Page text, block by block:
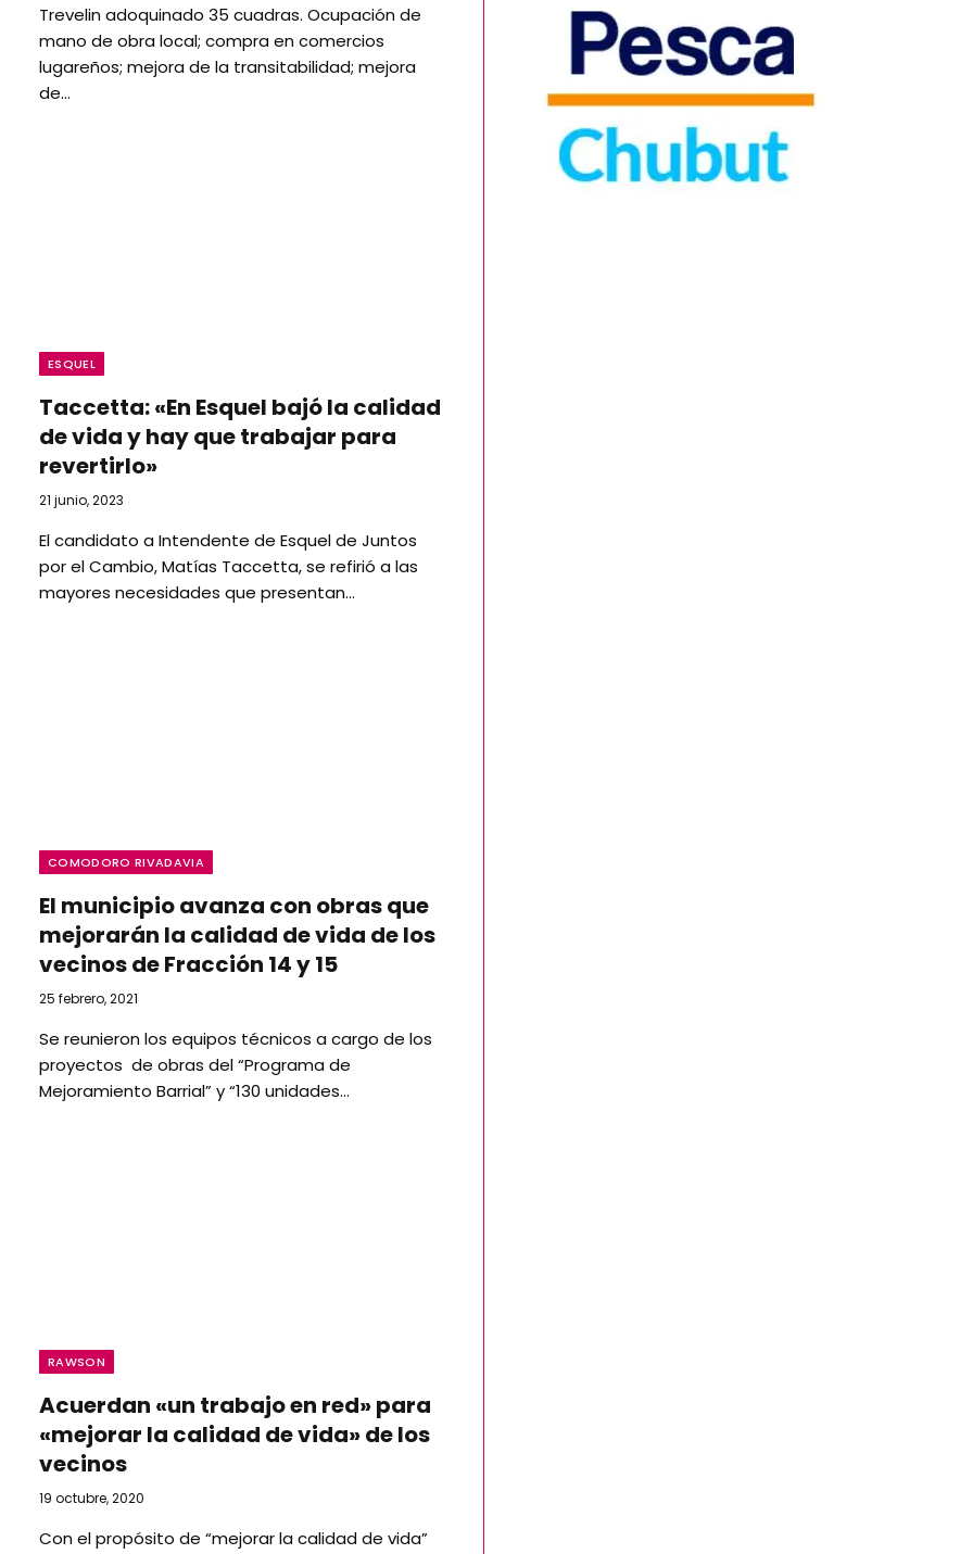
Trevelin adoquinado 35 cuadras. Ocupación de
mano de obra local; compra en comercios
lugareños; mejora de la transitabilidad; mejora
de…
ESQUEL
Taccetta: «En Esquel bajó la calidad
de vida y hay que trabajar para
revertirlo»
21 junio, 2023
El candidato a Intendente de Esquel de Juntos
por el Cambio, Matías Taccetta, se refirió a las
mayores necesidades que presentan…
COMODORO RIVADAVIA
El municipio avanza con obras que
mejorarán la calidad de vida de los
vecinos de Fracción 14 y 15
25 febrero, 2021
Se reunieron los equipos técnicos a cargo de los
proyectos de obras del “Programa de
Mejoramiento Barrial” y “130 unidades…
RAWSON
Acuerdan «un trabajo en red» para
«mejorar la calidad de vida» de los
vecinos
19 octubre, 2020
Con el propósito de “mejorar la calidad de vida”